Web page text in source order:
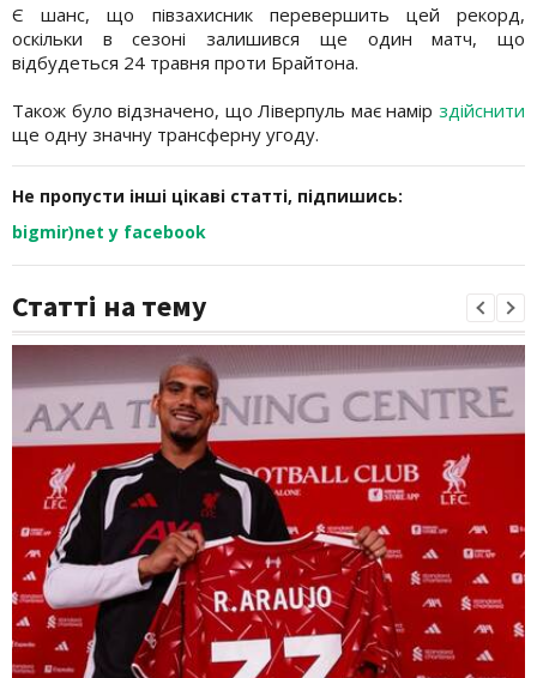
Є шанс, що півзахисник перевершить цей рекорд,
оскільки в сезоні залишився ще один матч, що
відбудеться 24 травня проти Брайтона.
Також було відзначено, що Ліверпуль має намір здійснити
ще одну значну трансферну угоду.
Не пропусти інші цікаві статті, підпишись:
bigmir)net у facebook
Статті на тему